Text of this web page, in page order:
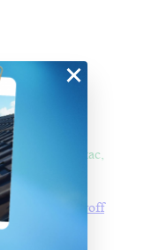
- сейчас,
ML proff
×